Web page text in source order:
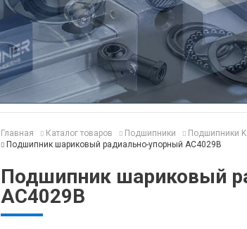
Главная Каталог товаров Подшипники Подшипники
Подшипник шариковый радиально-упорный AC4029B
Подшипник шариковый
AC4029B